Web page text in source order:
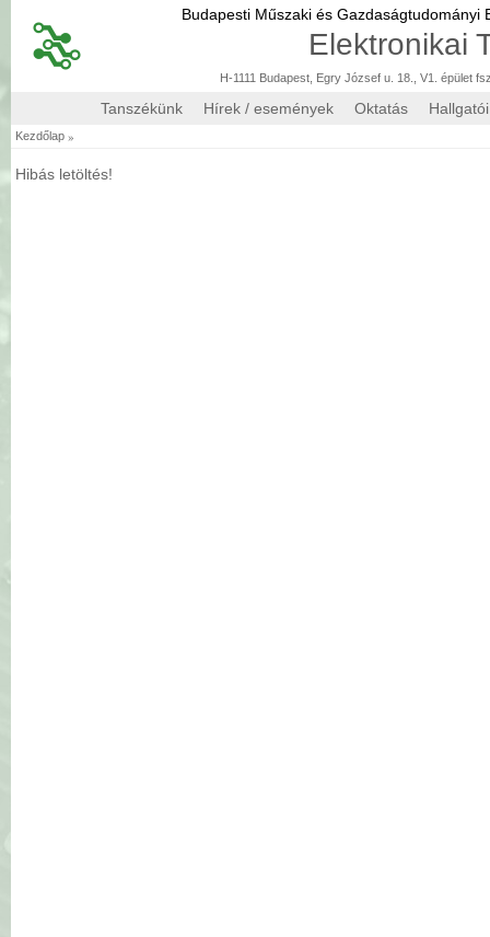
Budapesti Műszaki és Gazdaságtudományi
Elektronikai
H-1111 Budapest, Egry József u. 18., V1. épület
Tanszékünk Hírek / események Oktatás
Kezdőlap »
Hibás letöltés!